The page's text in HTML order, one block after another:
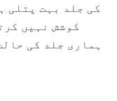
کی جلد بہت پتلی
کوشش نہیں
ہماری جلد کی